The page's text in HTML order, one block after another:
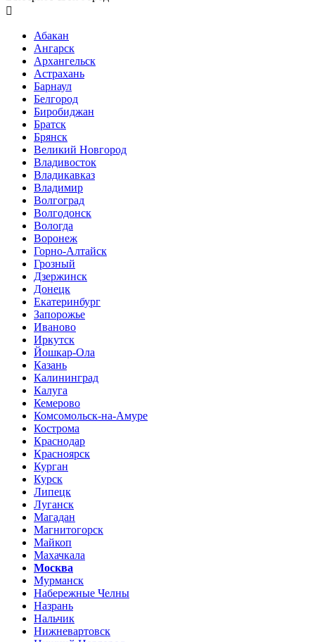

Абакан
Ангарск
Архангельск
Астрахань
Барнаул
Белгород
Биробиджан
Братск
Брянск
Великий Новгород
Владивосток
Владикавказ
Владимир
Волгоград
Волгодонск
Вологда
Воронеж
Горно-Алтайск
Грозный
Дзержинск
Донецк
Екатеринбург
Запорожье
Иваново
Иркутск
Йошкар-Ола
Казань
Калининград
Калуга
Кемерово
Комсомольск-на-Амуре
Кострома
Краснодар
Красноярск
Курган
Курск
Липецк
Луганск
Магадан
Магнитогорск
Майкоп
Махачкала
Москва
Мурманск
Набережные Челны
Назрань
Нальчик
Нижневартовск